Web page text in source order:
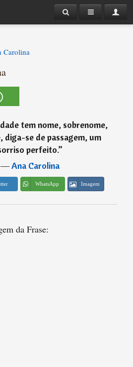
Carolina
tem nome, sobrenome,
diga-se de passagem, um
perfeito.”
―Ana Carolina
WhatsApp Imagem
da Frase: